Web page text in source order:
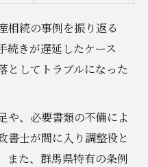
相続の事例を振り返る
続きが遅延したケース
としてトラブルになった
や、必要書類の不備によ
書士が間に入り調整役と
また、群馬県特有の条例